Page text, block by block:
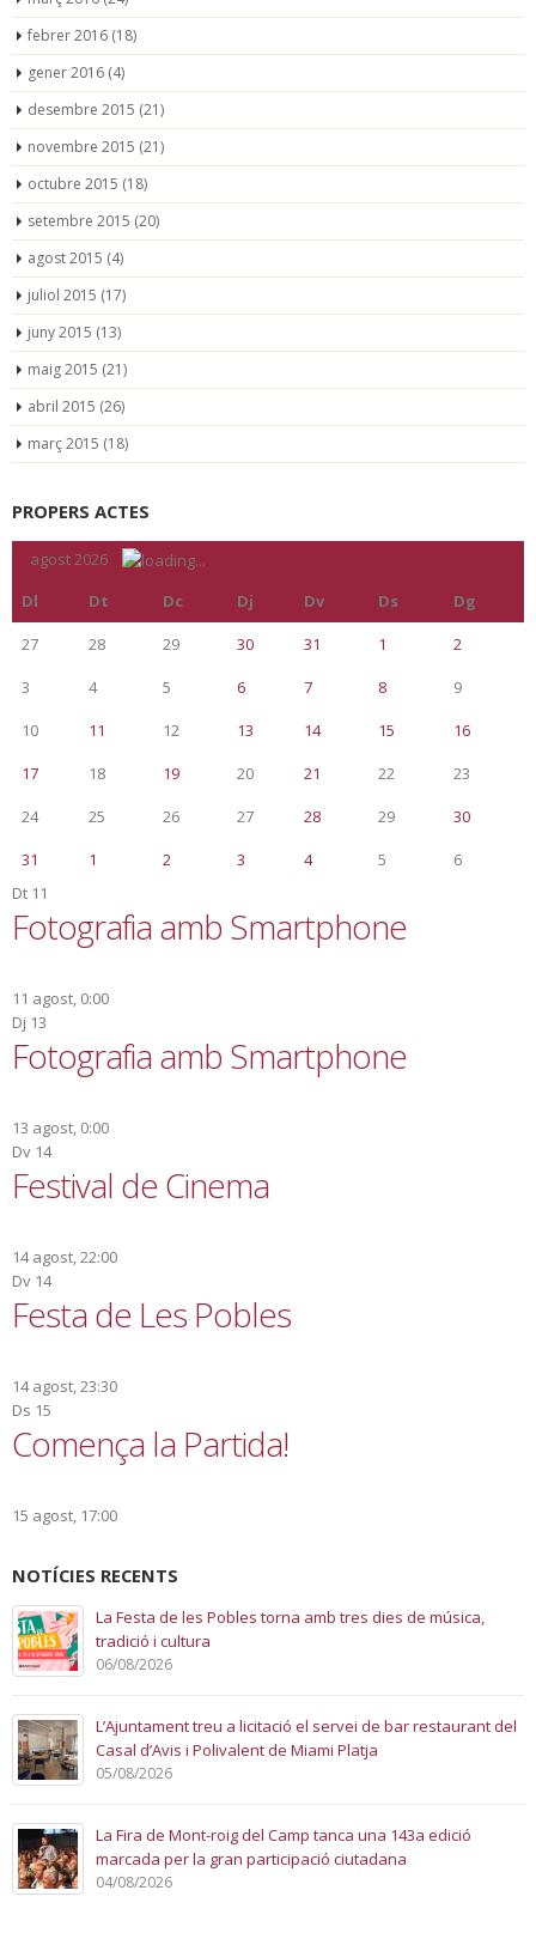
febrer 2016 (18)
gener 2016 (4)
desembre 2015 (21)
novembre 2015 (21)
octubre 2015 (18)
setembre 2015 (20)
agost 2015 (4)
juliol 2015 (17)
juny 2015 (13)
maig 2015 (21)
abril 2015 (26)
març 2015 (18)
PROPERS ACTES
agost 2026
Dl
Dt Dc Dj Dv Ds
Dg
27
28 29 30 31 1
2
3
4 5 6 7 8
9
10
11 12 13 14 15
16
17
18 19 20 21 22
23
24
25 26 27 28 29
30
31
1 2 3 4 5
6
Dt 11
Fotografia amb Smartphone
11 agost, 0:00
Dj 13
Fotografia amb Smartphone
13 agost, 0:00
Dv 14
Festival de Cinema
14 agost, 22:00
Dv 14
Festa de Les Pobles
14 agost, 23:30
Ds 15
Comença la Partida!
15 agost, 17:00
NOTÍCIES RECENTS
La Festa de les Pobles torna amb tres dies de música,
tradició i cultura
06/08/2026
L’Ajuntament treu a licitació el servei de bar restaurant del
Casal d’Avis i Polivalent de Miami Platja
05/08/2026
La Fira de Mont-roig del Camp tanca una 143a edició
marcada per la gran participació ciutadana
04/08/2026